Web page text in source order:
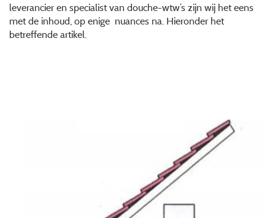
leverancier en specialist van douche-wtw’s zijn wij het eens
met de inhoud, op enige nuances na. Hieronder het
betreffende artikel.